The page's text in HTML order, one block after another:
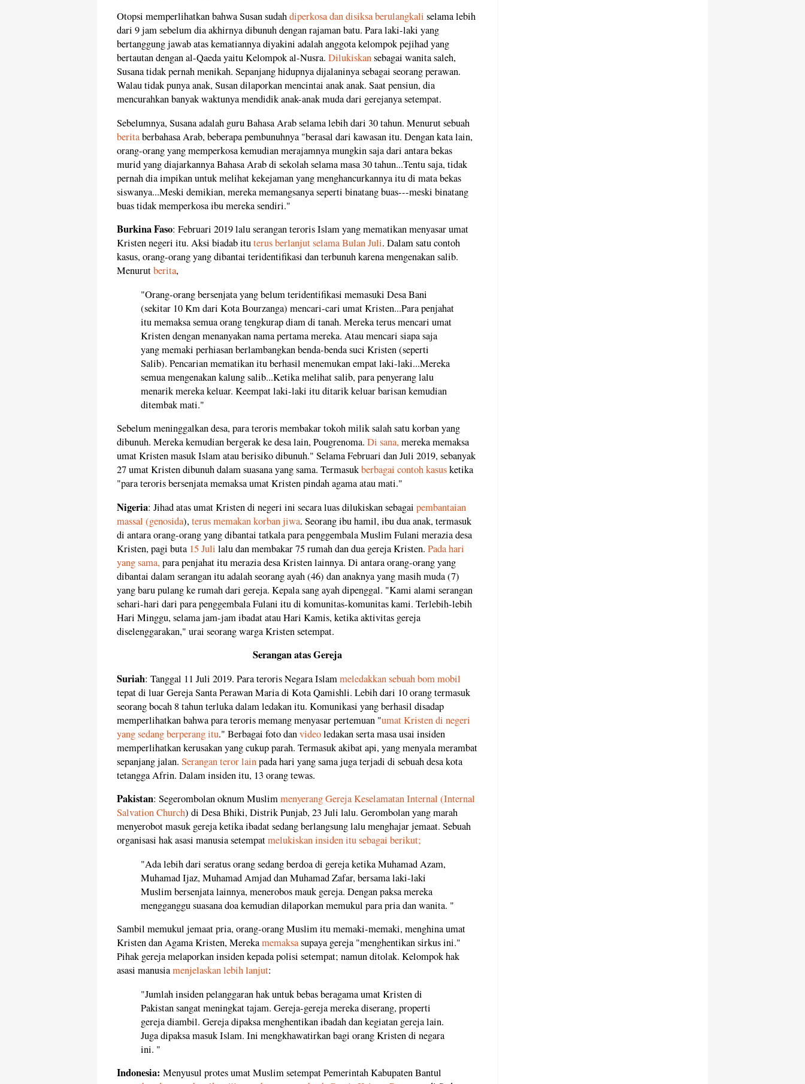
Otopsi memperlihatkan bahwa Susan sudahdiperkosa dan disiksa berulangkali selama lebih
dari 9 jam sebelum dia akhirnya dibunuh dengan rajaman batu. Para laki-laki yang
bertanggung jawab atas kematiannya diyakini adalah anggota kelompok pejihad yang
bertautan dengan al-Qaeda yaitu Kelompok al-Nusra. Dilukiskansebagai wanita saleh,
Susana tidak pernah menikah. Sepanjang hidupnya dijalaninya sebagai seorang perawan.
Walau tidak punya anak, Susan dilaporkan mencintai anak anak. Saat pensiun, dia
mencurahkan banyak waktunya mendidik anak-anak muda dari gerejanya setempat.
Sebelumnya, Susana adalah guru Bahasa Arab selama lebih dari 30 tahun. Menurut sebuah
beritaberbahasa Arab, beberapa pembunuhnya "berasal dari kawasan itu. Dengan kata lain,
orang-orang yang memperkosa kemudian merajamnya mungkin saja dari antara bekas
murid yang diajarkannya Bahasa Arab di sekolah selama masa 30 tahun...Tentu saja, tidak
pernah dia impikan untuk melihat kekejaman yang menghancurkannya itu di mata bekas
siswanya...Meski demikian, mereka memangsanya seperti binatang buas---meski binatang
buas tidak memperkosa ibu mereka sendiri."
Burkina Faso: Februari 2019 lalu serangan teroris Islam yang mematikan menyasar umat
Kristen negeri itu. Aksi biadab ituterus berlanjut selama Bulan Juli. Dalam satu contoh
kasus, orang-orang yang dibantai teridentifikasi dan terbunuh karena mengenakan salib.
Menurutberita,
"Orang-orang bersenjata yang belum teridentifikasi memasuki Desa Bani
(sekitar 10 Km dari Kota Bourzanga) mencari-cari umat Kristen...Para penjahat
itu memaksa semua orang tengkurap diam di tanah. Mereka terus mencari umat
Kristen dengan menanyakan nama pertama mereka. Atau mencari siapa saja
yang memaki perhiasan berlambangkan benda-benda suci Kristen (seperti
Salib). Pencarian mematikan itu berhasil menemukan empat laki-laki...Mereka
semua mengenakan kalung salib...Ketika melihat salib, para penyerang lalu
menarik mereka keluar. Keempat laki-laki itu ditarik keluar barisan kemudian
ditembak mati."
Sebelum meninggalkan desa, para teroris membakar tokoh milik salah satu korban yang
dibunuh. Mereka kemudian bergerak ke desa lain, Pougrenoma. Di sana, mereka memaksa
umat Kristen masuk Islam atau berisiko dibunuh." Selama Februari dan Juli 2019, sebanyak
27 umat Kristen dibunuh dalam suasana yang sama. Termasukberbagai contoh kasusketika
"para teroris bersenjata memaksa umat Kristen pindah agama atau mati."
Nigeria: Jihad atas umat Kristen di negeri ini secara luas dilukiskan sebagai pembantaian
massal (genosida),terus memakan korban jiwa. Seorang ibu hamil, ibu dua anak, termasuk
di antara orang-orang yang dibantai tatkala para penggembala Muslim Fulani merazia desa
Kristen, pagi buta 15 Juli lalu dan membakar 75 rumah dan dua gereja Kristen. Pada hari
yang sama, para penjahat itu merazia desa Kristen lainnya. Di antara orang-orang yang
dibantai dalam serangan itu adalah seorang ayah (46) dan anaknya yang masih muda (7)
yang baru pulang ke rumah dari gereja. Kepala sang ayah dipenggal. "Kami alami serangan
sehari-hari dari para penggembala Fulani itu di komunitas-komunitas kami. Terlebih-lebih
Hari Minggu, selama jam-jam ibadat atau Hari Kamis, ketika aktivitas gereja
diselenggarakan," urai seorang warga Kristen setempat.
Serangan atas Gereja
Suriah: Tanggal 11 Juli 2019. Para teroris Negara Islammeledakkan sebuah bom mobil
tepat di luar Gereja Santa Perawan Maria di Kota Qamishli. Lebih dari 10 orang termasuk
seorang bocah 8 tahun terluka dalam ledakan itu. Komunikasi yang berhasil disadap
memperlihatkan bahwa para teroris memang menyasar pertemuan "umat Kristen di negeri
yang sedang berperang itu." Berbagai foto danvideoledakan serta masa usai insiden
memperlihatkan kerusakan yang cukup parah. Termasuk akibat api, yang menyala merambat
sepanjang jalan. Serangan teror lainpada hari yang sama juga terjadi di sebuah desa kota
tetangga Afrin. Dalam insiden itu, 13 orang tewas.
Pakistan: Segerombolan oknum Muslimmenyerang Gereja Keselamatan Internal (Internal
Salvation Church) di Desa Bhiki, Distrik Punjab, 23 Juli lalu. Gerombolan yang marah
menyerobot masuk gereja ketika ibadat sedang berlangsung lalu menghajar jemaat. Sebuah
organisasi hak asasi manusia setempatmelukiskan insiden itu sebagai berikut;
"Ada lebih dari seratus orang sedang berdoa di gereja ketika Muhamad Azam,
Muhamad Ijaz, Muhamad Amjad dan Muhamad Zafar, bersama laki-laki
Muslim bersenjata lainnya, menerobos mauk gereja. Dengan paksa mereka
mengganggu suasana doa kemudian dilaporkan memukul para pria dan wanita. "
Sambil memukul jemaat pria, orang-orang Muslim itu memaki-memaki, menghina umat
Kristen dan Agama Kristen, Merekamemaksasupaya gereja "menghentikan sirkus ini."
Pihak gereja melaporkan insiden kepada polisi setempat; namun ditolak. Kelompok hak
asasi manusiamenjelaskan lebih lanjut:
"Jumlah insiden pelanggaran hak untuk bebas beragama umat Kristen di
Pakistan sangat meningkat tajam. Gereja-gereja mereka diserang, properti
gereja diambil. Gereja dipaksa menghentikan ibadah dan kegiatan gereja lain.
Juga dipaksa masuk Islam. Ini mengkhawatirkan bagi orang Kristen di negara
ini. "
Indonesia: Menyusul protes umat Muslim setempat Pemerintah Kabupaten Bantul